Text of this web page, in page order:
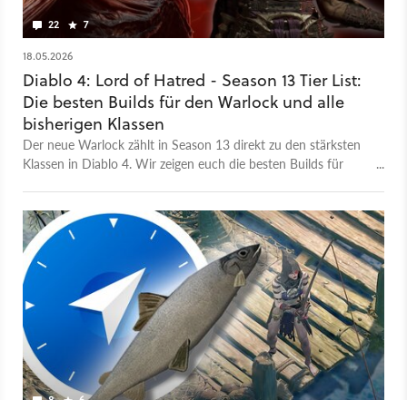
22 7
18.05.2026
Diablo 4: Lord of Hatred - Season 13 Tier List:
Die besten Builds für den Warlock und alle
bisherigen Klassen
Der neue Warlock zählt in Season 13 direkt zu den stärksten
Klassen in Diablo 4. Wir zeigen euch die besten Builds für